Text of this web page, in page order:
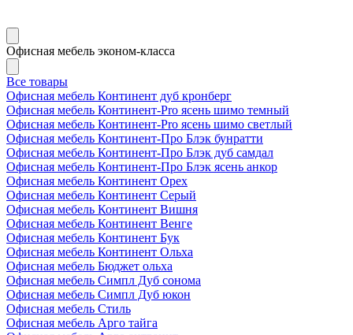
Офисная мебель эконом-класса
Все товары
Офисная мебель Континент дуб кронберг
Офисная мебель Континент-Pro ясень шимо темный
Офисная мебель Континент-Pro ясень шимо светлый
Офисная мебель Континент-Про Блэк бунратти
Офисная мебель Континент-Про Блэк дуб самдал
Офисная мебель Континент-Про Блэк ясень анкор
Офисная мебель Континент Орех
Офисная мебель Континент Серый
Офисная мебель Континент Вишня
Офисная мебель Континент Венге
Офисная мебель Континент Бук
Офисная мебель Континент Ольха
Офисная мебель Бюджет ольха
Офисная мебель Симпл Дуб сонома
Офисная мебель Симпл Дуб юкон
Офисная мебель Стиль
Офисная мебель Арго тайга